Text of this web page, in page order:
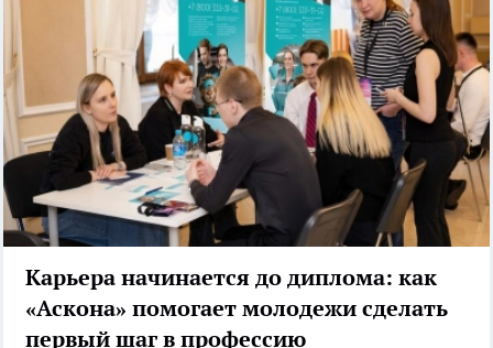
Карьера начинается до диплома: как
«Аскона» помогает молодежи сделать
первый шаг в профессию